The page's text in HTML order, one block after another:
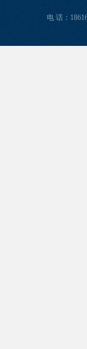
电 话：